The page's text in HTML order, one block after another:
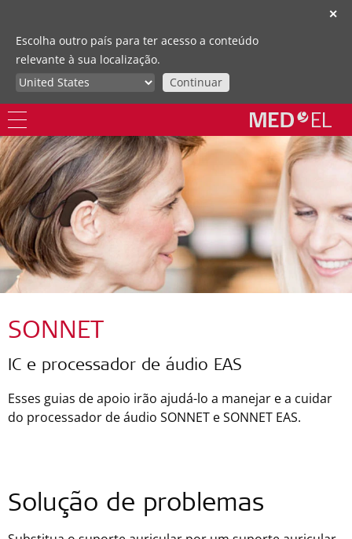
✕
Escolha outro país para ter acesso a conteúdo
relevante à sua localização.
Continuar
SONNET
IC e processador de áudio EAS
Esses guias de apoio irão ajudá-lo a manejar e a cuidar
do processador de áudio SONNET e SONNET EAS.
Solução de problemas